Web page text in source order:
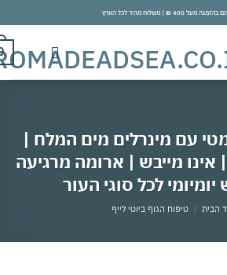
מהיר לכל הארץ
0
עם מינרלים מים המלח |
מייבש | ארומה מרגיעה
לכל סוגי העור
/ טיפוח הגוף ביוטי לייף